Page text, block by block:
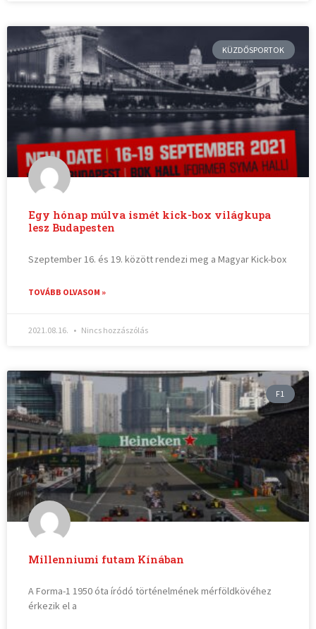
KÜZDŐSPORTOK
Egy hónap múlva ismét kick-box világkupa
lesz Budapesten
Szeptember 16. és 19. között rendezi meg a Magyar Kick-box
TOVÁBB OLVASOM »
2021.08.16. Nincs hozzászólás
F1
Millenniumi futam Kínában
A Forma-1 1950 óta íródó történelmének mérföldkövéhez
érkezik el a